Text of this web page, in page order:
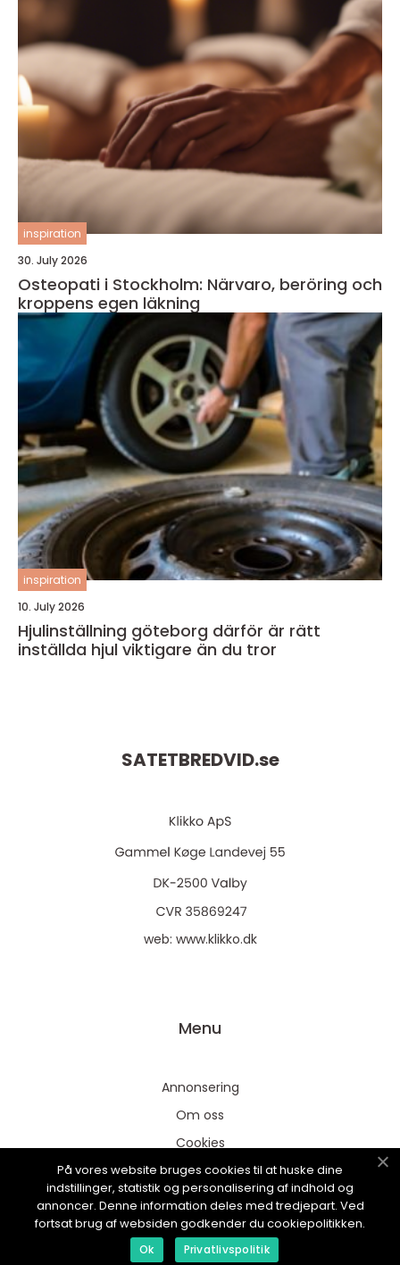
inspiration
30. July 2026
Osteopati i Stockholm: Närvaro, beröring och
kroppens egen läkning
inspiration
10. July 2026
Hjulinställning göteborg därför är rätt
inställda hjul viktigare än du tror
SATETBREDVID.se
web: www.klikko.dk
Menu
Annonsering
Om oss
Cookies
Kontakta oss
Sitemap
På vores website bruges cookies til at huske dine
indstillinger, statistik og personalisering af indhold og
annoncer. Denne information deles med tredjepart. Ved
fortsat brug af websiden godkender du cookiepolitikken.
Ok Privatlivspolitik